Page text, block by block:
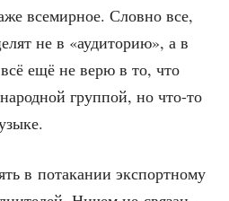
все­мир­ное. Слов­но все,
не в «ауди­то­рию», а в
ещё не верю в то, что
груп­пой, но что-то
в пота­ка­нии экс­порт­но­му